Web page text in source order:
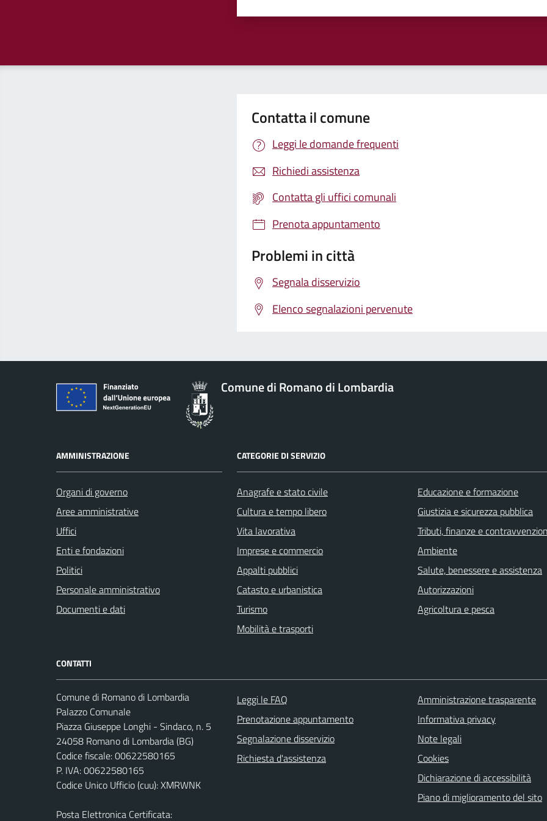
Contatta il comune
Leggi le domande frequenti
Richiedi assistenza
Contatta gli uffici comunali
Prenota appuntamento
Problemi in città
Segnala disservizio
Elenco segnalazioni pervenute
Comune di Romano di Lombardia
AMMINISTRAZIONE
Organi di governo
Aree amministrative
Uffici
Enti e fondazioni
Politici
Personale amministrativo
Documenti e dati
CATEGORIE DI SERVIZIO
Anagrafe e stato civile
Cultura e tempo libero
Vita lavorativa
Imprese e commercio
Appalti pubblici
Catasto e urbanistica
Turismo
Mobilità e trasporti
Educazione e formazione
Giustizia e sicurezza pubblica
Tributi, finanze e
Ambiente
Salute, benessere e assistenza
Autorizzazioni
Agricoltura e pesca
CONTATTI
Comune di Romano di Lombardia
Palazzo Comunale
Piazza Giuseppe Longhi - Sindaco, n. 5
24058 Romano di Lombardia (BG)
Codice fiscale: 00622580165
P. IVA: 00622580165
Codice Unico Ufficio (cuu): XMRWNK
Posta Elettronica Certificata:
Leggi le FAQ
Prenotazione appuntamento
Segnalazione disservizio
Richiesta d'assistenza
Amministrazione trasparente
Informativa privacy
Note legali
Cookies
Dichiarazione di accessibilità
Piano di miglioramento del sito